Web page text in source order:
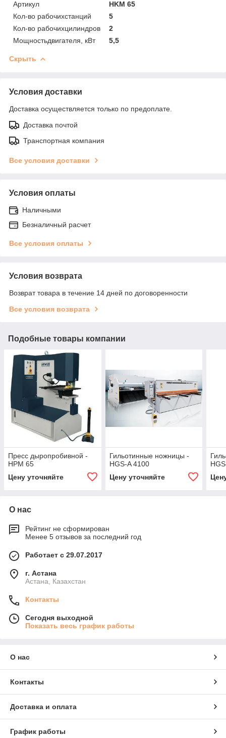
Артикул
HKM 65
Кол-во рабочихстанций
5
Кол-во рабочихцилиндров
2
Мощностьдвигателя, кВт
5,5
Скрыть
Условия доставки
Доставка осуществляется только по предоплате.
Доставка почтой
Транспортная компания
Все условия доставки
Условия оплаты
Наличными
Безналичный расчет
Все условия оплаты
Условия возврата
Возврат товара в течение 14 дней по договоренности
Все условия возврата
Подобные товары компании
Пресс дыропробивной -
HPM 65
Цену уточняйте
Гильотинные ножницы -
HGS-A 4100
Цену уточняйте
О нас
Рейтинг не сформирован
Менее 5 отзывов за последний год
Работает с 29.07.2017
г. Астана
Астана, Казахстан
Контакты
Сегодня выходной
Показать весь график работы
О нас
Контакты
Доставка и оплата
График работы